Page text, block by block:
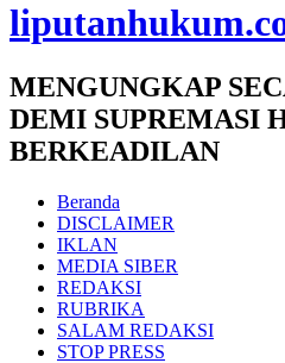
MENGUNGKAP
DEMI SUPREMASI
BERKEADILAN
Beranda
DISCLAIMER
IKLAN
MEDIA SIBER
REDAKSI
RUBRIKA
SALAM REDAKSI
STOP PRESS